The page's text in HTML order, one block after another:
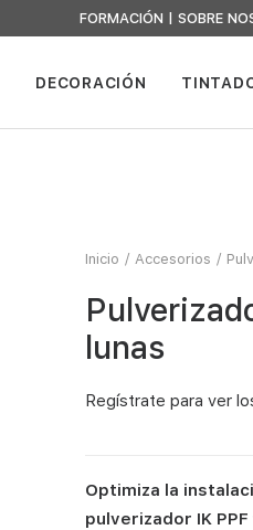
FORMACIÓN SOBRE
DECORACIÓN
Inicio Accesorios
lunas
Regístrate para ver
Optimiza la
pulverizador IK